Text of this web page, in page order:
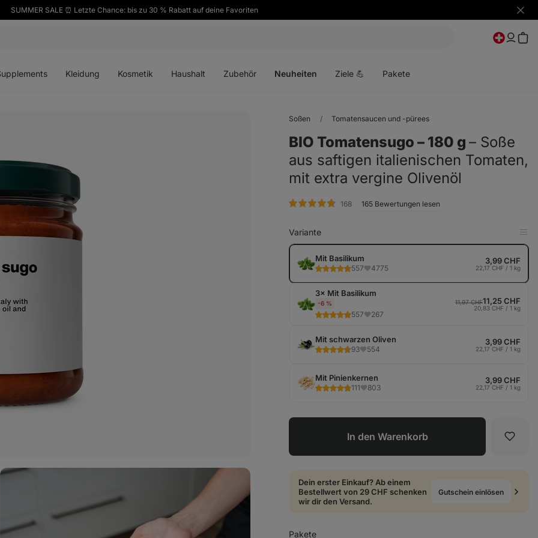
SUMMER SALE ⏰ Letzte Chance: bis zu 30 % Rabatt auf deine Favoriten
Kleidung Kosmetik Haushalt Zubehör Neuheiten Ziele 💪 Pakete
Soßen Tomatensaucen und -pürees
BIO Tomatensugo ⁠–⁠ 180 g ⁠–⁠ Soße
aus saftigen italienischen Tomaten,
mit extra vergine Olivenöl
168Bewertungen
165 Bewertungen lesen
Variante
in
Mit Basilikum
557 4775
3,99 CHF
22,17 CHF / 1 kg
3× Mit Basilikum
-6 %
557 267
11,97 CHF11,25 CHF
20,83 CHF / 1 kg
Mit schwarzen Oliven
93 554
3,99 CHF
22,17 CHF / 1 kg
Mit Pinienkernen
111 803
3,99 CHF
22,17 CHF / 1 kg
In den Warenkorb
Dein erster Einkauf? Ab einem
Bestellwert von 29 CHF schenken
wir dir den Versand.
Gutschein einlösen
Pakete